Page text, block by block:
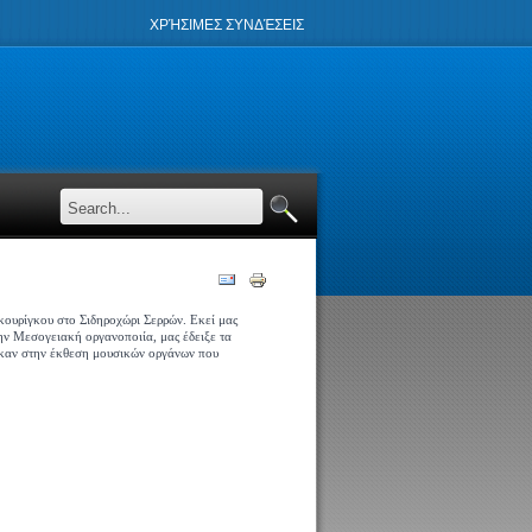
ΧΡΉΣΙΜΕΣ ΣΥΝΔΈΣΕΙΣ
στο Σιδηροχώρι Σερρών. Εκεί μας
Μεσογειακή οργανοποιία, μας έδειξε τα
στην έκθεση μουσικών οργάνων που